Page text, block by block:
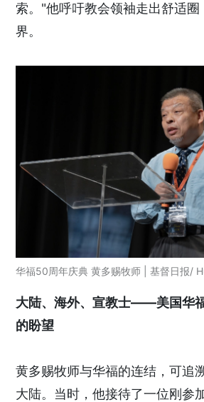
索。"他呼吁教会领袖走出舒适
界。
华福50周年庆典 黄多赐牧师 | 基督日报/
大陆、海外、宣教士——美国华
的盼望
黄多赐牧师与华福的连结，可追
大陆。当时，他接待了一位刚参